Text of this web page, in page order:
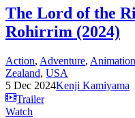
The Lord of the
Rohirrim (2024)
Action, Adventure, Animation
Zealand, USA
5 Dec 2024Kenji Kamiyama
Trailer
Watch